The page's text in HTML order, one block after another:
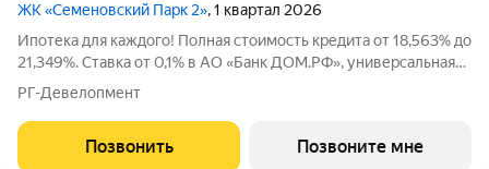
ЖК «Семеновский Парк 2», 1 квартал 2026
Ипотека для каждого! Полная стоимость кредита от 18,563% до
21,349%. Ставка от 0,1% в АО «Банк ДОМ.РФ», универсальная
лицензия Банка России №2312 от 19.12.2018. В первые 12
месяцев ставка устанавливается при наличии документа о
компенсации Банку
РГ-Девелопмент
Позвонить Позвоните мне